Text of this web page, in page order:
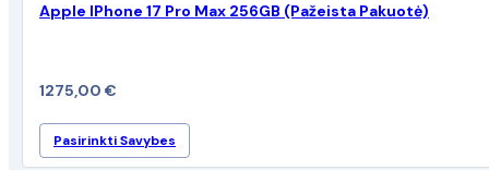
Apple IPhone 17 Pro Max 256GB (Pažeista Pakuotė)
1275,00 €
Pasirinkti Savybes
product